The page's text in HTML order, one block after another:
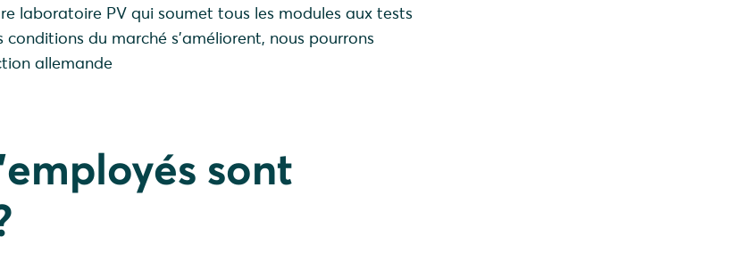
laboratoire PV qui soumet tous les modules aux tests
conditions du marché s'améliorent, nous pourrons
allemande
sont